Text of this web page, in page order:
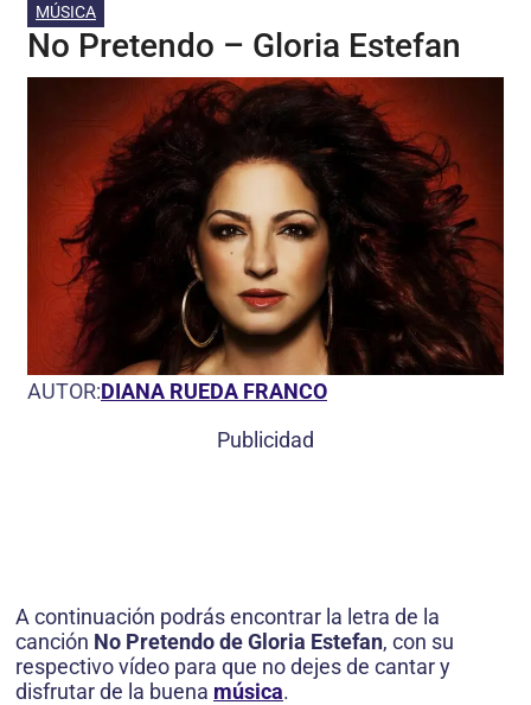
MÚSICA
No Pretendo – Gloria Estefan
AUTOR:DIANA RUEDA FRANCO
Publicidad
A continuación podrás encontrar la letra de la
canción No Pretendo de Gloria Estefan, con su
respectivo vídeo para que no dejes de cantar y
disfrutar de la buena música.